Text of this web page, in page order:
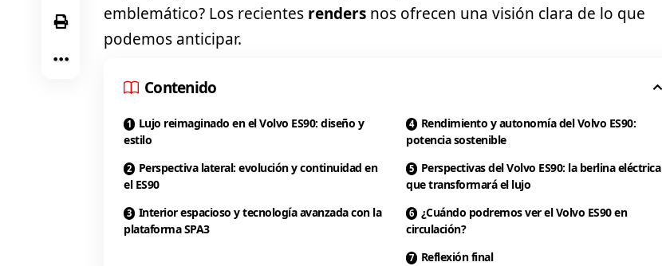
emblemático? Los recientes renders nos ofrecen una visión clara de lo que
podemos anticipar.
Contenido
Lujo reimaginado en el Volvo ES90: diseño y
estilo
Perspectiva lateral: evolución y continuidad en
el ES90
Interior espacioso y tecnología avanzada con la
plataforma SPA3
Rendimiento y autonomía del Volvo ES90:
potencia sostenible
Perspectivas del Volvo ES90: la berlina eléctrica
que transformará el lujo
¿Cuándo podremos ver el Volvo ES90 en
circulación?
Reflexión final